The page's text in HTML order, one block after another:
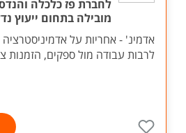
לחברת פז כלכלה
מובילה בתחום ייעוץ
אדמינ' - אחריות על
לרבות עבודה מול ספקים, הזמנות